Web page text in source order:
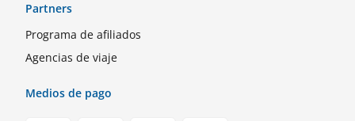
Partners
Programa de afiliados
Agencias de viaje
Medios de pago